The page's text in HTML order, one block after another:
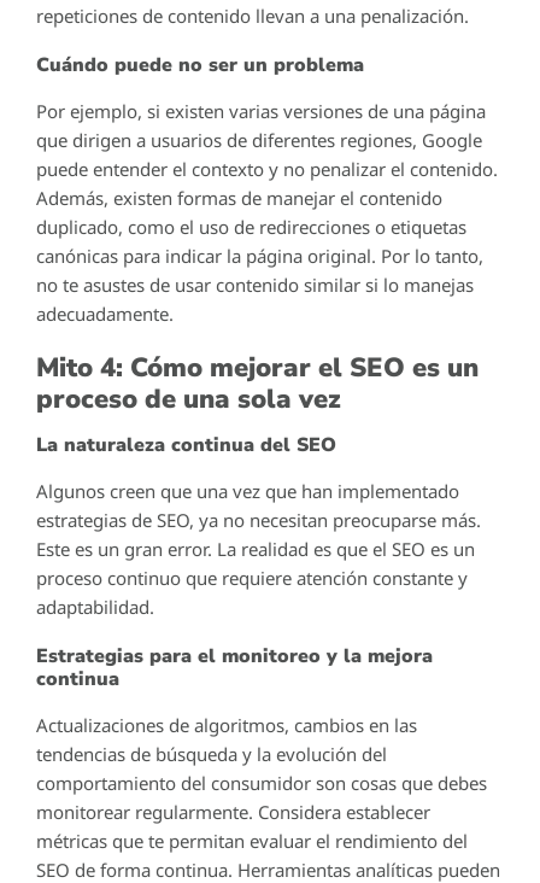
repeticiones de contenido llevan a una penalización.
Cuándo puede no ser un problema
Por ejemplo, si existen varias versiones de una página
que dirigen a usuarios de diferentes regiones, Google
puede entender el contexto y no penalizar el contenido.
Además, existen formas de manejar el contenido
duplicado, como el uso de redirecciones o etiquetas
canónicas para indicar la página original. Por lo tanto,
no te asustes de usar contenido similar si lo manejas
adecuadamente.
Mito 4: Cómo mejorar el SEO es un
proceso de una sola vez
La naturaleza continua del SEO
Algunos creen que una vez que han implementado
estrategias de SEO, ya no necesitan preocuparse más.
Este es un gran error. La realidad es que el SEO es un
proceso continuo que requiere atención constante y
adaptabilidad.
Estrategias para el monitoreo y la mejora
continua
Actualizaciones de algoritmos, cambios en las
tendencias de búsqueda y la evolución del
comportamiento del consumidor son cosas que debes
monitorear regularmente. Considera establecer
métricas que te permitan evaluar el rendimiento del
SEO de forma continua. Herramientas analíticas pueden